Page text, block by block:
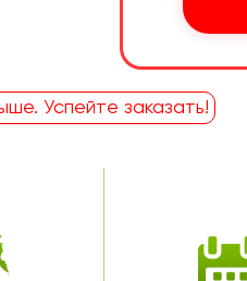
Успейте заказать!